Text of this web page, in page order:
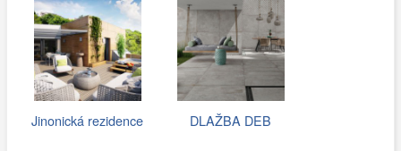
Jinonická rezidence DLAŽBA DEB